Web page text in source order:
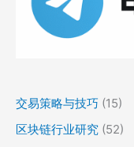
交易策略与技巧 (15)
区块链行业研究 (52)